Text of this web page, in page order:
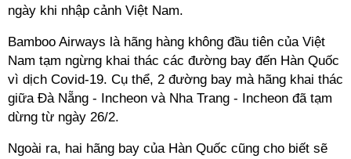
ngày khi nhập cảnh Việt Nam.
Bamboo Airways là hãng hàng không đầu tiên của Việt
Nam tạm ngừng khai thác các đường bay đến Hàn Quốc
vì dịch Covid-19. Cụ thể, 2 đường bay mà hãng khai thác
giữa Đà Nẵng - Incheon và Nha Trang - Incheon đã tạm
dừng từ ngày 26/2.
Ngoài ra, hai hãng bay của Hàn Quốc cũng cho biết sẽ